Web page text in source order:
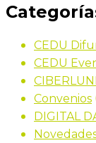
CEDU
CEDU
Convenios
DIGITAL